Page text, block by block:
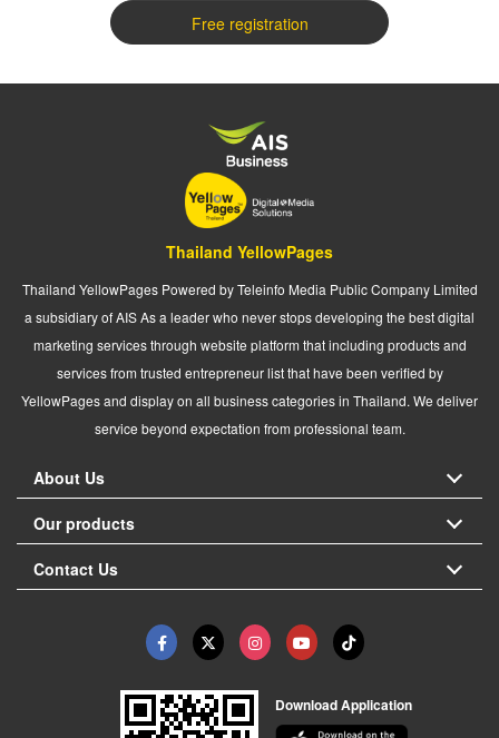
Free registration
Thailand YellowPages
Thailand YellowPages Powered by Teleinfo Media Public Company Limited
a subsidiary of AIS As a leader who never stops developing the best digital
marketing services through website platform that including products and
services from trusted entrepreneur list that have been verified by
YellowPages and display on all business categories in Thailand. We deliver
service beyond expectation from professional team.
About Us
Our products
Contact Us
Download Application